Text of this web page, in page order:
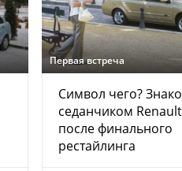
Первая встреча
Символ чего?
седанчиком
после финального
рестайлинга